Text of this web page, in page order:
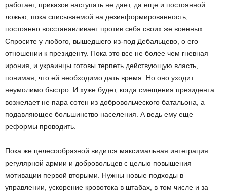
работает, приказов наступать не дает, да еще и постоянной
ложью, пока списываемой на дезинформированность,
постоянно восстанавливает против себя своих же военных.
Спросите у любого, вышедшего из-под Дебальцево, о его
отношении к президенту. Пока это все не более чем гневная
ирония, и украинцы готовы терпеть действующую власть,
понимая, что ей необходимо дать время. Но оно уходит
неумолимо быстро. И хуже будет, когда смещения президента
возжелает не пара сотен из добровольческого батальона, а
подавляющее большинство населения. А ведь ему еще
реформы проводить.
Пока же целесообразной видится максимальная интеграция
регулярной армии и добровольцев с целью повышения
мотивации первой вторыми. Нужны новые подходы в
управлении, ускорение кровотока в штабах, в том числе и за